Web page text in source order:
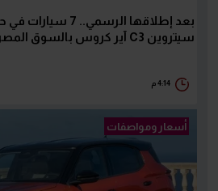
بعد إطلاقها
سيتروين C3 آير كروس بالسوق المصري
4:14 م
أسعار ومواصفات